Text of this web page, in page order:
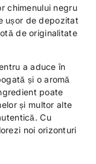
chimenului negru
ușor de depozitat
de originalitate
a aduce în
și o aromă
poate
și multor alte
Cu
noi orizonturi